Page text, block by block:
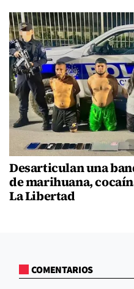
Desarticulan una
de marihuana,
La Libertad
COMENTARIOS